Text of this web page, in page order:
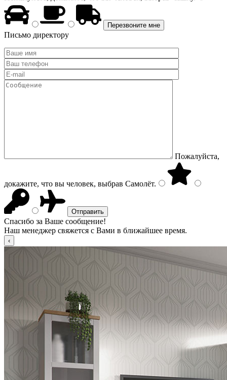
Письмо директору
Пожалуйста,
докажите, что вы человек, выбрав Самолёт.
Спасибо за Ваше сообщение!
Наш менеджер свяжется с Вами в ближайшее время.